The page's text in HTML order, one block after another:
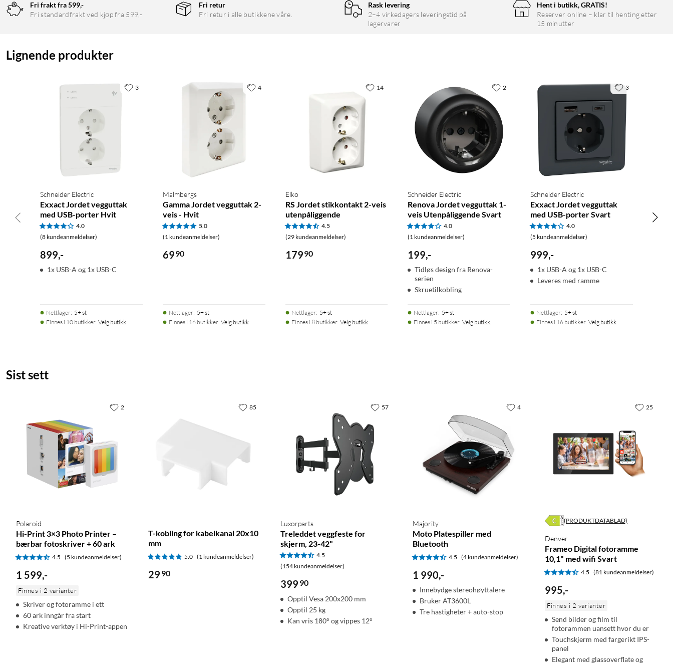
Fri frakt fra 599,-
Fri standardfrakt ved kjøp fra 599,-
Fri retur
Fri retur i alle butikkene våre.
Rask levering
2–4 virkedagers leveringstid på
lagervarer
Hent i butikk, GRATIS!
Reserver online – klar til henting etter
15 minutter
Lignende produkter
Schneider Electric
Exxact Jordet vegguttak
med USB-porter Hvit
4.0
(8 kundeanmeldelser)
899,-
1x USB-A og 1x USB-C
Nettlager: 5+ st
Finnes i 10 butikker. Velg butikk
3
Malmbergs
Gamma Jordet vegguttak 2-
veis - Hvit
5.0
(1 kundeanmeldelser)
6990
Nettlager: 5+ st
Finnes i 16 butikker. Velg butikk
4
Elko
RS Jordet stikkontakt 2-veis
utenpåliggende
4.5
(29 kundeanmeldelser)
17990
Nettlager: 5+ st
Finnes i 8 butikker. Velg butikk
14
Schneider Electric
Renova Jordet vegguttak 1-
veis Utenpåliggende Svart
4.0
(1 kundeanmeldelser)
199,-
Tidløs design fra Renova-
serien
Skruetilkobling
Nettlager: 5+ st
Finnes i 5 butikker. Velg butikk
2
Schneider Electric
Exxact Jordet vegguttak
med USB-porter Svart
4.0
(5 kundeanmeldelser)
999,-
1x USB-A og 1x USB-C
Leveres med ramme
Nettlager: 5+ st
Finnes i 16 butikker. Velg butikk
3
Sist sett
Polaroid
Hi-Print 3×3 Photo Printer –
bærbar fotoskriver + 60 ark
4.5 (5 kundeanmeldelser)
1 599,-
Finnes i 2 varianter
Skriver og fotoramme i ett
60 ark inngår fra start
Kreative verktøy i Hi-Print-appen
2
T-kobling for kabelkanal 20x10
mm
5.0 (1 kundeanmeldelser)
29 90
85
Luxorparts
Treleddet veggfeste for
skjerm, 23-42"
4.5
(154 kundeanmeldelser)
399 90
Opptil Vesa 200x200 mm
Opptil 25 kg
Kan vris 180° og vippes 12°
57
Majority
Moto Platespiller med
Bluetooth
4.5 (4 kundeanmeldelser)
1 990,-
Innebydge stereohøyttalere
Bruker AT3600L
Tre hastigheter + auto-stop
4
(PRODUKTDATABLAD)
Denver
Frameo Digital fotoramme
10,1" med wifi Svart
4.5 (81 kundeanmeldelser)
995,-
Finnes i 2 varianter
Send bilder og film til
fotorammen uansett hvor du er
Touchskjerm med fargerikt IPS-
panel
Elegant med glassoverflate og
25